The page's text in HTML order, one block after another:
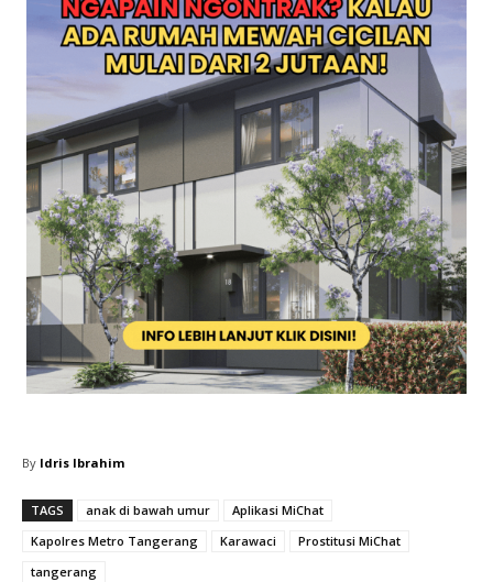
By Idris Ibrahim
TAGS anak di bawah umur
Aplikasi MiChat
Kapolres Metro Tangerang
Karawaci
Prostitusi MiChat
tangerang